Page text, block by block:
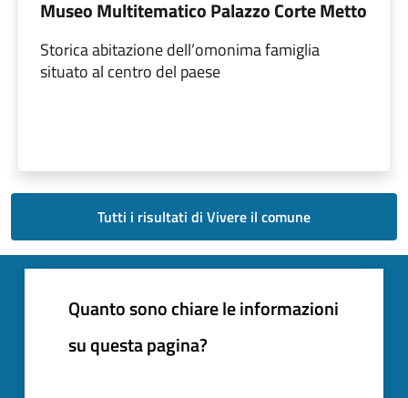
Museo Multitematico Palazzo Corte Metto
Storica abitazione dell’omonima famiglia
situato al centro del paese
Tutti i risultati di Vivere il comune
Quanto sono chiare le informazioni
su questa pagina?